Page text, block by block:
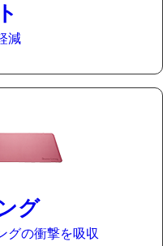
減
グ
グの衝撃を吸収